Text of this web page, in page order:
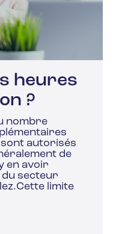
heures
?
nombre
autorisés
de
en avoir
du secteur
limite